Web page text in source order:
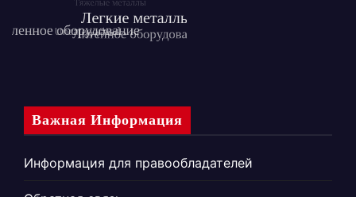
Важная Информация
Информация для правообладателей